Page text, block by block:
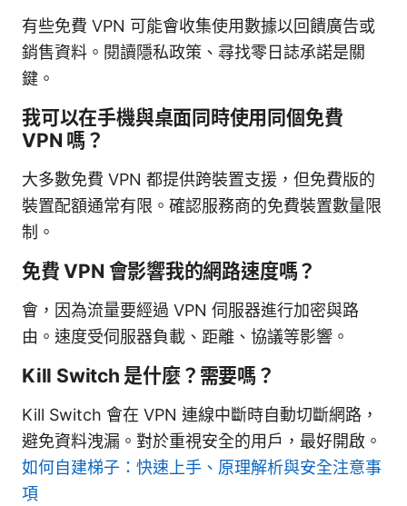
有些免費 VPN 可能會收集使用數據以回饋廣告或
銷售資料。閱讀隱私政策、尋找零日誌承諾是關
鍵。
我可以在手機與桌面同時使用同個免費
VPN 嗎？
大多數免費 VPN 都提供跨裝置支援，但免費版的
裝置配額通常有限。確認服務商的免費裝置數量限
制。
免費 VPN 會影響我的網路速度嗎？
會，因為流量要經過 VPN 伺服器進行加密與路
由。速度受伺服器負載、距離、協議等影響。
Kill Switch 是什麼？需要嗎？
Kill Switch 會在 VPN 連線中斷時自動切斷網路，
避免資料洩漏。對於重視安全的用戶，最好開啟。
如何自建梯子：快速上手、原理解析與安全注意事
項